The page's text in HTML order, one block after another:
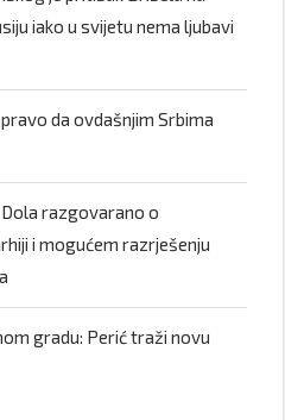
iako u svijetu nema ljubavi
da ovdašnjim Srbima
razgovarano o
i mogućem razrješenju
gradu: Perić traži novu